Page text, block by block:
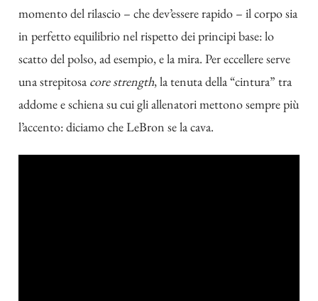
momento del rilascio – che dev’essere rapido – il corpo sia
in perfetto equilibrio nel rispetto dei principi base: lo
scatto del polso, ad esempio, e la mira. Per eccellere serve
una strepitosa core strength, la tenuta della “cintura” tra
addome e schiena su cui gli allenatori mettono sempre più
l’accento: diciamo che LeBron se la cava.